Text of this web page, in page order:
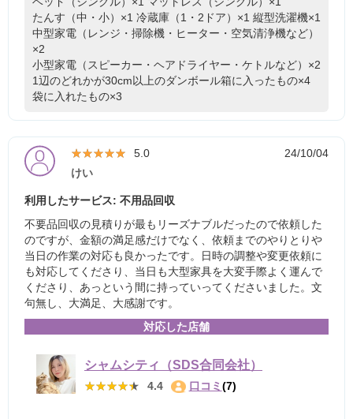
たんす（中・小）×1 冷蔵庫（1・2ドア）×1 縦型洗濯機×1
中型家電（レンジ・掃除機・ヒーター・空気清浄機など）
×2
小型家電（スピーカー・ヘアドライヤー・ケトルなど）×2
1辺のどれかが30cm以上のダンボール箱に入ったもの×4
袋に入れたもの×3
★★★★★
★★★★★ 5.0
24/10/04
けい
利用したサービス: 不用品回収
不要品回収の見積りが最もリーズナブルだったので依頼した
のですが、金額の満足感だけでなく、依頼までのやりとりや
当日の作業の対応も良かったです。日時の調整や変更依頼に
も対応してくださり、当日も大型家具を大変手際よく運んで
くださり、あっという間に持っていってくださいました。文
句無し、大満足、大感謝です。
対応した店舗
シャムシティ（SDS合同会社）
★★★★★
★★★★★ 4.4 口コミ (7)